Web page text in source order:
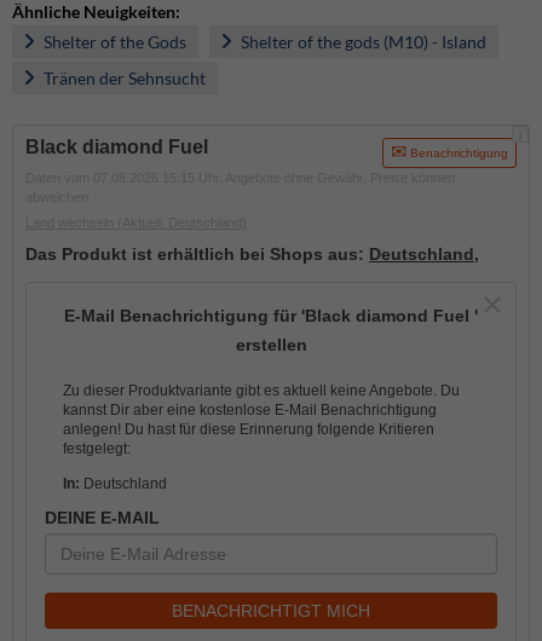
Ähnliche Neuigkeiten:
Shelter of the Gods
Shelter of the gods (M10) - Island
Tränen der Sehnsucht
Black diamond Fuel Benachrichtigung
Das Produkt ist erhältlich bei Shops aus: Deutschland,
E-Mail Benachrichtigung für 'Black diamond Fuel '
erstellen
Zu dieser Produktvariante gibt es aktuell keine Angebote. Du
kannst Dir aber eine kostenlose E-Mail Benachrichtigung
anlegen! Du hast für diese Erinnerung folgende Kritieren
festgelegt:
In: Deutschland
DEINE E-MAIL
BENACHRICHTIGT MICH